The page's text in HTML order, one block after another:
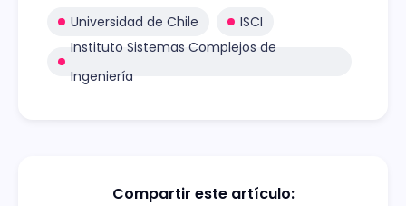
Universidad de Chile
ISCI
Instituto Sistemas Complejos de
Ingeniería
Compartir este artículo: